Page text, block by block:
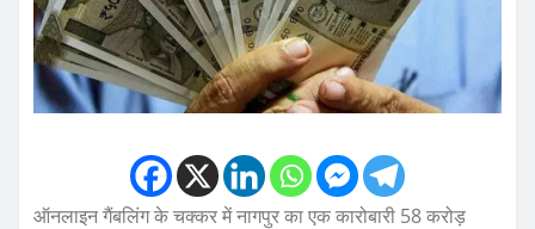
ऑनलाइन गैंबलिंग के चक्कर में नागपुर का एक कारोबारी 58 करोड़